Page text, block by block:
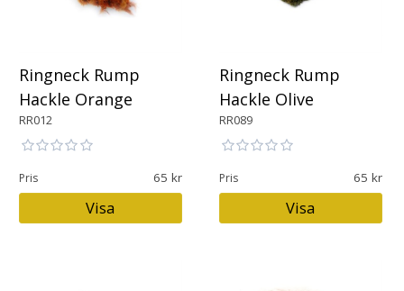
Ringneck Rump
Hackle Orange
RR012
Pris 65
Visa
Ringneck Rump
Hackle Olive
RR089
Pris 65
Visa